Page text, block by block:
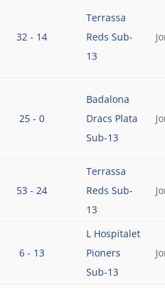
32 - 14
Terrassa
Reds Sub-
13
25 - 0
Badalona
Dracs Plata
Sub-13
53 - 24
Terrassa
Reds Sub-
13
6 - 13
L Hospitalet
Pioners
Sub-13